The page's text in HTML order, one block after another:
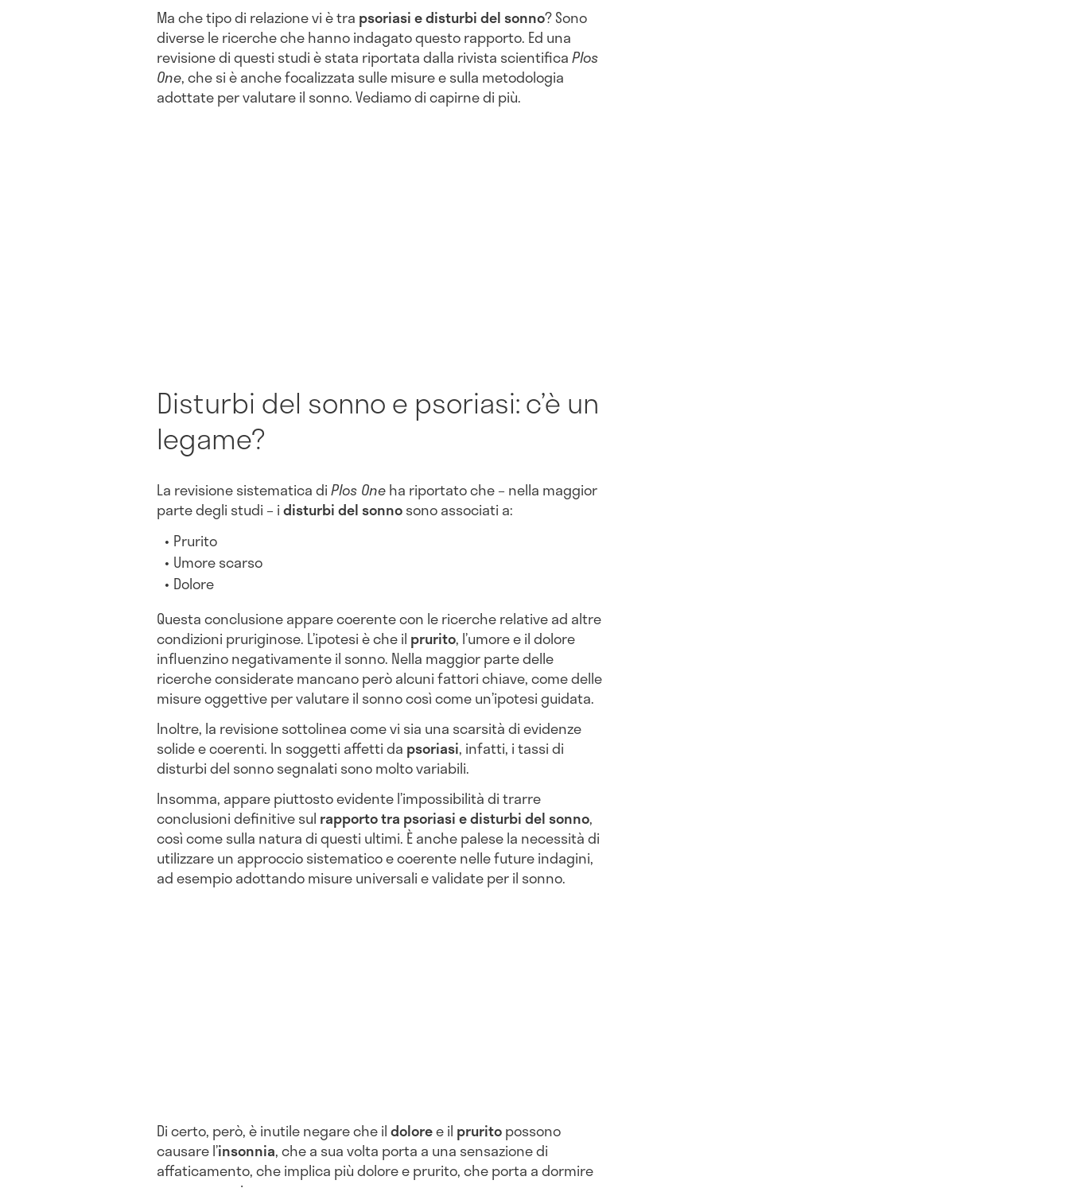
Ma che tipo di relazione vi è tra psoriasi e disturbi del sonno? Sono
diverse le ricerche che hanno indagato questo rapporto. Ed una
revisione di questi studi è stata riportata dalla rivista scientificaPlos
One, che si è anche focalizzata sulle misure e sulla metodologia
adottate per valutare il sonno. Vediamo di capirne di più.
Disturbi del sonno e psoriasi: c’è un
legame?
La revisione sistematica diPlos Oneha riportato che – nella maggior
parte degli studi – idisturbi del sonnosono associati a:
Prurito
Umore scarso
Dolore
Questa conclusione appare coerente con le ricerche relative ad altre
condizioni pruriginose. L’ipotesi è che il prurito, l’umore e il dolore
influenzino negativamente il sonno. Nella maggior parte delle
ricerche considerate mancano però alcuni fattori chiave, come delle
misure oggettive per valutare il sonno così come un’ipotesi guidata.
Inoltre, la revisione sottolinea come vi sia una scarsità di evidenze
solide e coerenti. In soggetti affetti da psoriasi, infatti, i tassi di
disturbi del sonno segnalati sono molto variabili.
Insomma, appare piuttosto evidente l’impossibilità di trarre
conclusioni definitive sul rapporto tra psoriasi e disturbi del sonno,
così come sulla natura di questi ultimi. È anche palese la necessità di
utilizzare un approccio sistematico e coerente nelle future indagini,
ad esempio adottando misure universali e validate per il sonno.
Di certo, però, è inutile negare che ildoloree il pruritopossono
causare l’insonnia, che a sua volta porta a una sensazione di
affaticamento, che implica più dolore e prurito, che porta a dormire